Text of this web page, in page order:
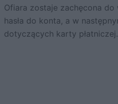
Ofiara zostaje zachęcona
hasła do konta, a w
dotyczących karty płatniczej.